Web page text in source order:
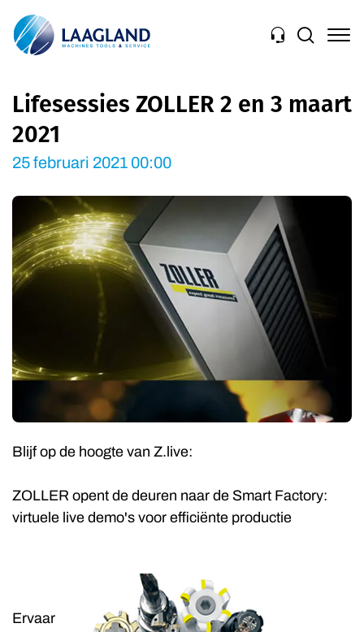
Navigation
Lifesessies ZOLLER 2 en 3 maart
2021
25 februari 2021 00:00
Blijf op de hoogte van Z.live:
ZOLLER opent de deuren naar de Smart Factory:
virtuele live demo's voor efficiënte productie
Ervaar